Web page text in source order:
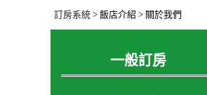
訂房系統 > 飯店介紹 > 關於我們
一般訂房